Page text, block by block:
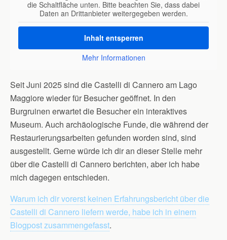
die Schaltfläche unten. Bitte beachten Sie, dass dabei
Daten an Drittanbieter weitergegeben werden.
Inhalt entsperren
Mehr Informationen
Seit Juni 2025 sind die Castelli di Cannero am Lago
Maggiore wieder für Besucher geöffnet. In den
Burgruinen erwartet die Besucher ein interaktives
Museum. Auch archäologische Funde, die während der
Restaurierungsarbeiten gefunden worden sind, sind
ausgestellt. Gerne würde ich dir an dieser Stelle mehr
über die Castelli di Cannero berichten, aber ich habe
mich dagegen entschieden.
Warum ich dir vorerst keinen Erfahrungsbericht über die
Castelli di Cannero liefern werde, habe ich in einem
Blogpost zusammengefasst.